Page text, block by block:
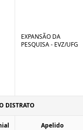
EXPANSÃO DA
PESQUISA - EVZ/UFG
DISTRATO
Apelido